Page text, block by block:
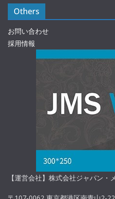
Others
お問い合わせ
採用情報
【運営会社】株式会社ジャパン・